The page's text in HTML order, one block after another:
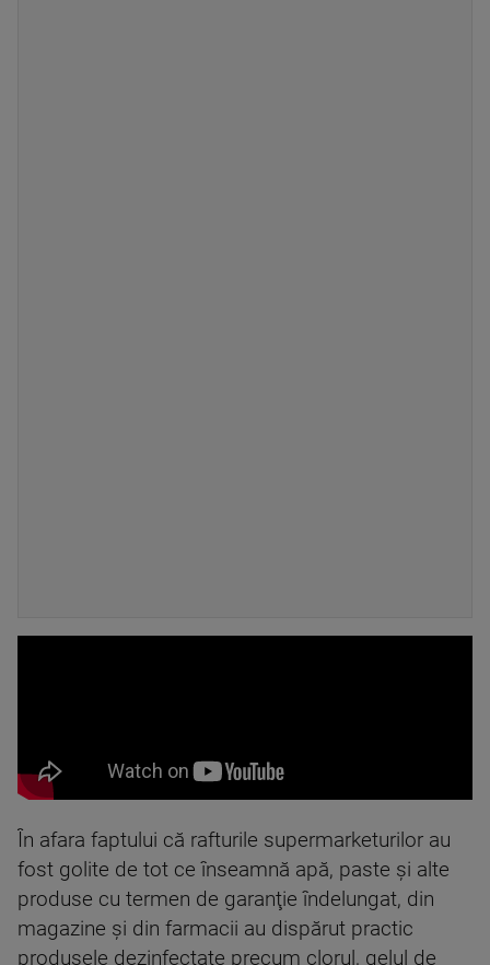
În afara faptului că rafturile supermarketurilor au
fost golite de tot ce înseamnă apă, paste şi alte
produse cu termen de garanţie îndelungat, din
magazine şi din farmacii au dispărut practic
produsele dezinfectate precum clorul, gelul de